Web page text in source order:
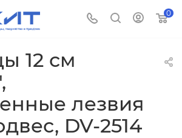
0
12 см
лезвия
DV-2514